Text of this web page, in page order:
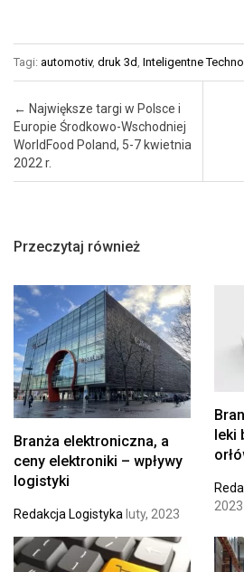
Tagi: automotiv, druk 3d Inteligentne
Post navigation
← Największe targi w Polsce i
Europie Środkowo-Wschodniej
WorldFood Poland, 5-7 kwietnia
2022 r.
Przeczytaj również
Branża elektroniczna, a
ceny elektroniki – wpływy
logistyki
Redakcja Logistyka luty, 2023
leki
2023